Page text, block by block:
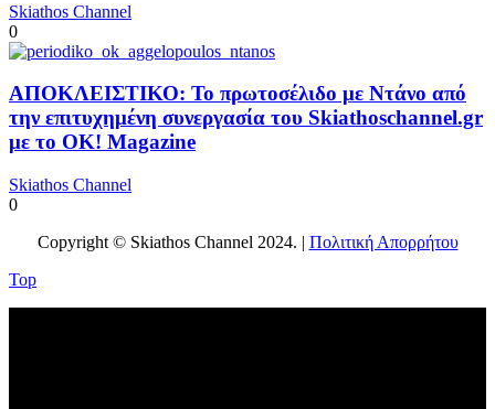
Skiathos Channel
0
ΑΠΟΚΛΕΙΣΤΙΚΟ: Το πρωτοσέλιδο με Ντάνο από
την επιτυχημένη συνεργασία του Skiathoschannel.gr
με το OK! Magazine
Skiathos Channel
0
Copyright © Skiathos Channel 2024. | Πολιτική Απορρήτου
Top